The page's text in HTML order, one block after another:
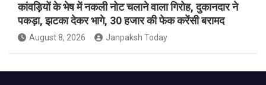
कांवड़ियों के भेष में नकली नोट चलाने वाला गिरोह, दुकानदार ने
पकड़ा, झटका देकर भागे, 30 हजार की फेक करेंसी बरामद
August 8, 2026 Janpaksh Today